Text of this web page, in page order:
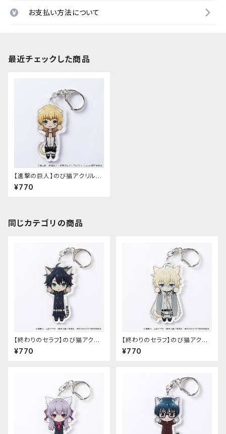
お支払い方法について
最近チェックした商品
【進撃の巨人】のび猫アクリルキ
ーホルダー（アルミン）
¥770
同じカテゴリの商品
【終わりのセラフ】のび猫アクリ
ルキーホルダー（百夜優一郎）
¥770
【終わりのセラフ】のび猫アクリ
ルキーホルダー（百夜ミカエラ）
¥770